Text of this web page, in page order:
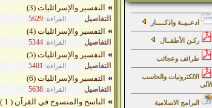
» التفسير والإسرائليات (3)
القراءة: 5629 التفاصيل
» التفسير والإسرائليات (4)
القراءة: 5344 التفاصيل
» التفسير والإسرائليات (5)
القراءة: 5401 التفاصيل
» التفسير والإسرائليات (6)
القراءة: 5638 التفاصيل
» الناسخ والمنسوخ في القرآن ( 1 )
ادعــيــة واذكـــــار
ركـن الأطفــال
طرائف وعجائب
الالكترونيات والحاسب
الآلى
البرامج الاسلامية